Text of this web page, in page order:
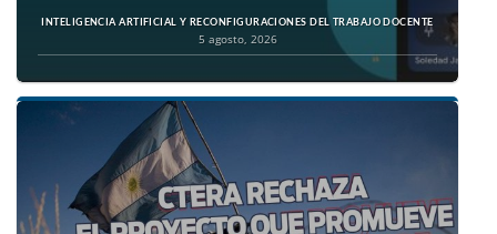
INTELIGENCIA ARTIFICIAL Y RECONFIGURACIONES DEL TRABAJO DOCENTE
5 agosto, 2026